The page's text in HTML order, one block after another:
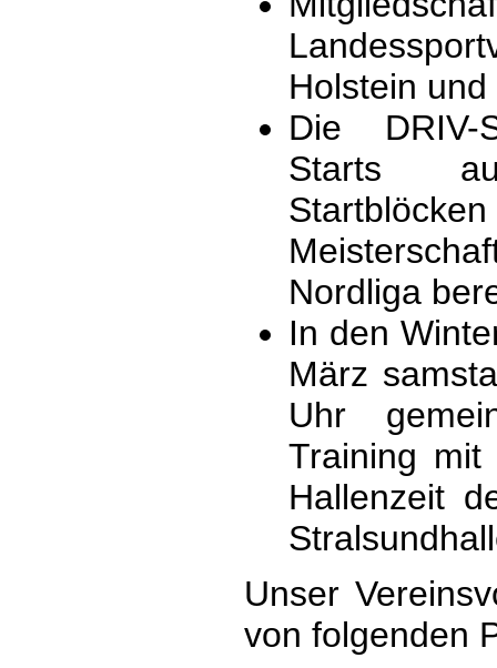
Holstein
Die DRIV-
Starts
Nordliga
In den
März
Uhr
Training
Hallenzeit
Unser
von folgenden